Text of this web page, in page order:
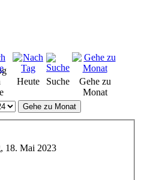
Heute Suche
Gehe zu
Monat
Gehe zu Monat
18. Mai 2023